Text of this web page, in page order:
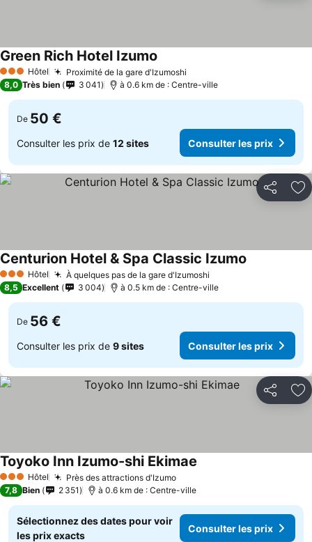
3 ÉtoilesHôtel Proximité de la gare d'Izumoshi
Green Rich Hotel Izumo
8,0 Très bien 3 041 à 0.6 km de : Centre-ville
De 50 €
Consulter les prix de 12 sites Consulter les prix
Partager
3 ÉtoilesHôtel À quelques pas de la gare d'Izumoshi
Centurion Hotel & Spa Classic Izumo
8,5 Excellent 3 004 à 0.5 km de : Centre-ville
De 56 €
Consulter les prix de 9 sites Consulter les prix
Partager
3 ÉtoilesHôtel Près des attractions d'Izumo
Toyoko Inn Izumo-shi Ekimae
7,8 Bien 2 351 à 0.6 km de : Centre-ville
Sélectionnez des dates pour voir
les prix exacts
Consulter les prix